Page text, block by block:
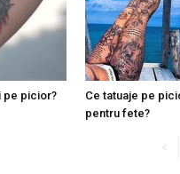
pe picior?
Ce tatuaje pe
pentru fete?